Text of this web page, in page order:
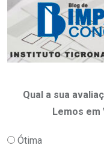
Qual a sua
Lemos em
Ótima